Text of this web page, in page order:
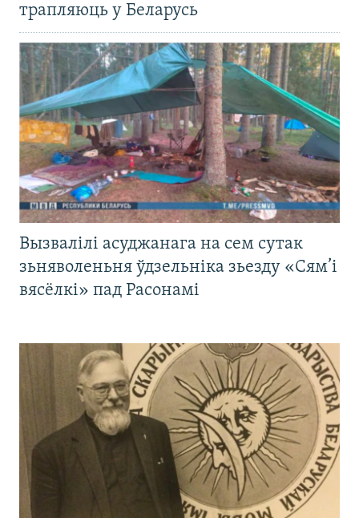
трапляюць у Беларусь
Вызвалілі асуджанага на сем сутак
зьняволеньня ўдзельніка зьезду «Сям’і
вясёлкі» пад Расонамі